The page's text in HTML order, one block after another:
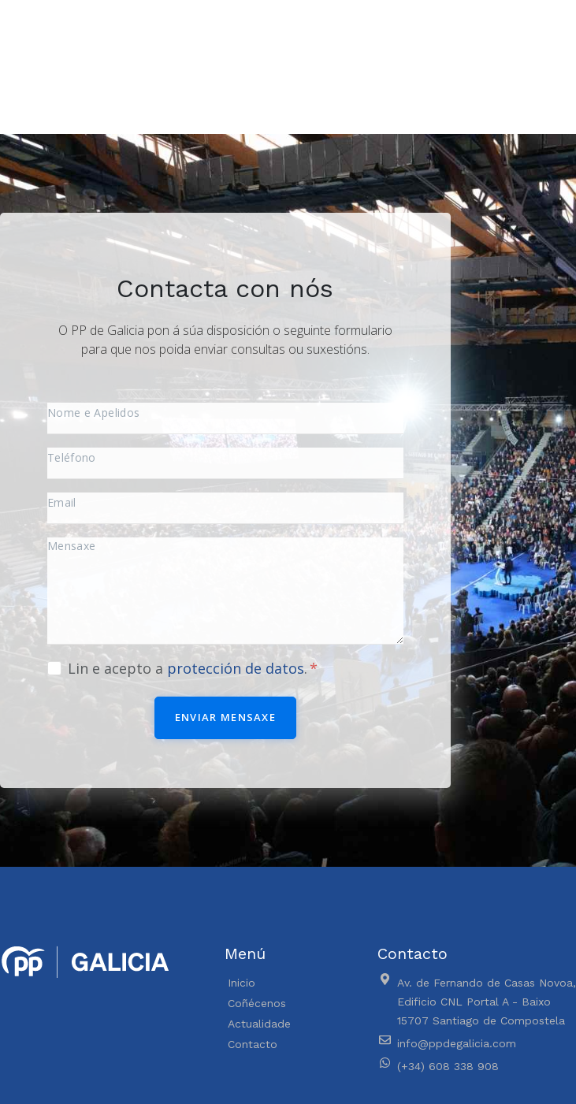
Contacta con nós
O PP de Galicia pon á súa disposición o seguinte formulario
para que nos poida enviar consultas ou suxestións.
Lin e acepto a protección de datos.
ENVIAR MENSAXE
Menú
Inicio
Coñécenos
Actualidade
Contacto
Contacto
Av. de Fernando de Casas Novoa,
Edificio CNL Portal A - Baixo
15707 Santiago de Compostela
info@ppdegalicia.com
(+34) 608 338 908